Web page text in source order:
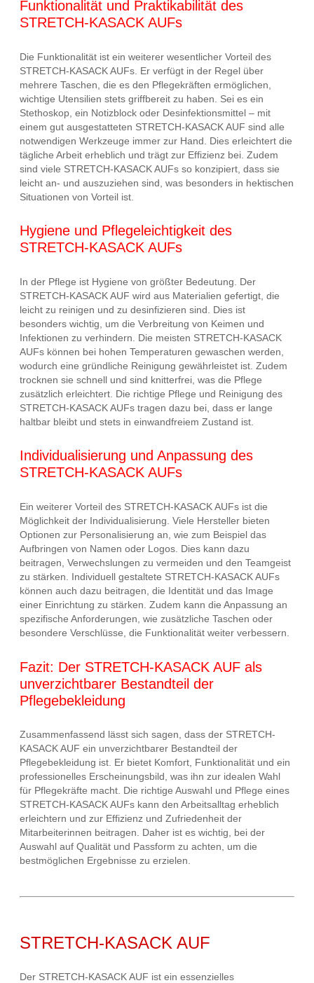
Funktionalität und Praktikabilität des
STRETCH-KASACK AUFs
Die Funktionalität ist ein weiterer wesentlicher Vorteil des
STRETCH-KASACK AUFs. Er verfügt in der Regel über
mehrere Taschen, die es den Pflegekräften ermöglichen,
wichtige Utensilien stets griffbereit zu haben. Sei es ein
Stethoskop, ein Notizblock oder Desinfektionsmittel – mit
einem gut ausgestatteten STRETCH-KASACK AUF sind alle
notwendigen Werkzeuge immer zur Hand. Dies erleichtert die
tägliche Arbeit erheblich und trägt zur Effizienz bei. Zudem
sind viele STRETCH-KASACK AUFs so konzipiert, dass sie
leicht an- und auszuziehen sind, was besonders in hektischen
Situationen von Vorteil ist.
Hygiene und Pflegeleichtigkeit des
STRETCH-KASACK AUFs
In der Pflege ist Hygiene von größter Bedeutung. Der
STRETCH-KASACK AUF wird aus Materialien gefertigt, die
leicht zu reinigen und zu desinfizieren sind. Dies ist
besonders wichtig, um die Verbreitung von Keimen und
Infektionen zu verhindern. Die meisten STRETCH-KASACK
AUFs können bei hohen Temperaturen gewaschen werden,
wodurch eine gründliche Reinigung gewährleistet ist. Zudem
trocknen sie schnell und sind knitterfrei, was die Pflege
zusätzlich erleichtert. Die richtige Pflege und Reinigung des
STRETCH-KASACK AUFs tragen dazu bei, dass er lange
haltbar bleibt und stets in einwandfreiem Zustand ist.
Individualisierung und Anpassung des
STRETCH-KASACK AUFs
Ein weiterer Vorteil des STRETCH-KASACK AUFs ist die
Möglichkeit der Individualisierung. Viele Hersteller bieten
Optionen zur Personalisierung an, wie zum Beispiel das
Aufbringen von Namen oder Logos. Dies kann dazu
beitragen, Verwechslungen zu vermeiden und den Teamgeist
zu stärken. Individuell gestaltete STRETCH-KASACK AUFs
können auch dazu beitragen, die Identität und das Image
einer Einrichtung zu stärken. Zudem kann die Anpassung an
spezifische Anforderungen, wie zusätzliche Taschen oder
besondere Verschlüsse, die Funktionalität weiter verbessern.
Fazit: Der STRETCH-KASACK AUF als
unverzichtbarer Bestandteil der
Pflegebekleidung
Zusammenfassend lässt sich sagen, dass der STRETCH-
KASACK AUF ein unverzichtbarer Bestandteil der
Pflegebekleidung ist. Er bietet Komfort, Funktionalität und ein
professionelles Erscheinungsbild, was ihn zur idealen Wahl
für Pflegekräfte macht. Die richtige Auswahl und Pflege eines
STRETCH-KASACK AUFs kann den Arbeitsalltag erheblich
erleichtern und zur Effizienz und Zufriedenheit der
Mitarbeiterinnen beitragen. Daher ist es wichtig, bei der
Auswahl auf Qualität und Passform zu achten, um die
bestmöglichen Ergebnisse zu erzielen.
STRETCH-KASACK AUF
Der STRETCH-KASACK AUF ist ein essenzielles